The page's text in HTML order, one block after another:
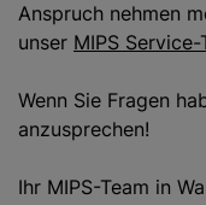
Anspruch nehmen
unser MIPS Service-
Wenn Sie Fragen
anzusprechen!
Ihr MIPS-Team in